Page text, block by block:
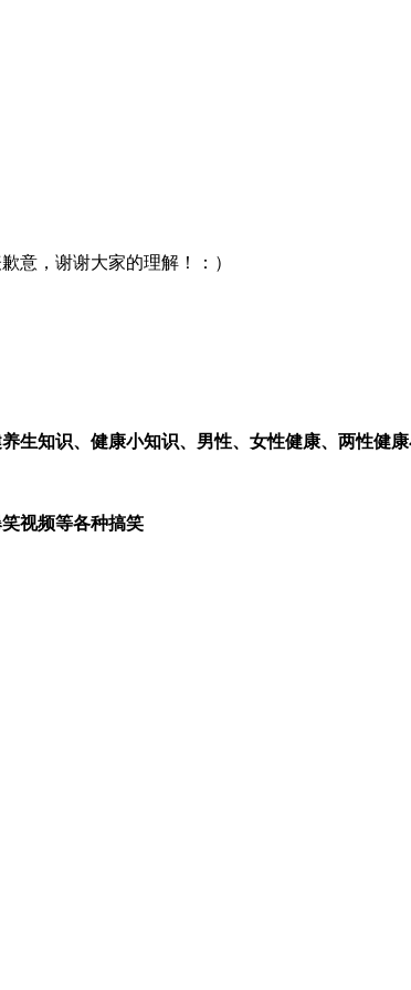
意，谢谢大家的理解！：）
知识、健康小知识、男性、女性健康、两性健康
视频等各种搞笑